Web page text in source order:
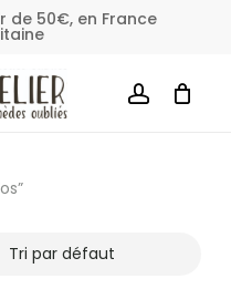
de 50€, en France
ACCOUNT
panier
filtres